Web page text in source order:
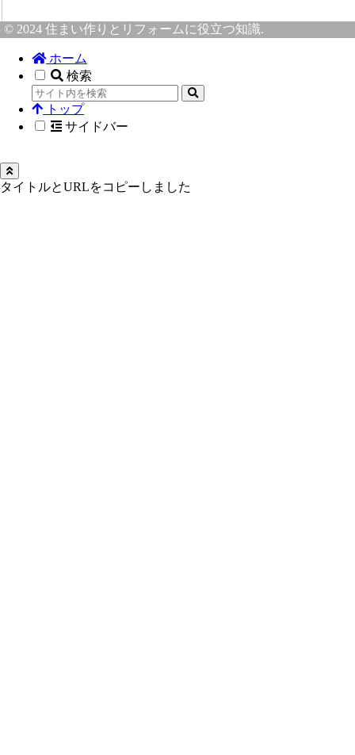
© 2024 住まい作りとリフォームに役立つ知識.
ホーム
検索
トップ
サイドバー
タイトルとURLをコピーしました